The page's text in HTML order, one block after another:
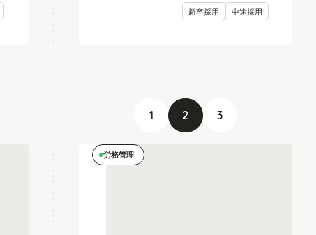
新卒採用 中途採用
1 2 3
労務管理